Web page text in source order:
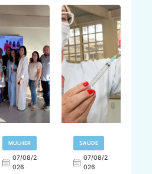
MULHER
07/08/2
026
SAÚDE
07/08/2
026